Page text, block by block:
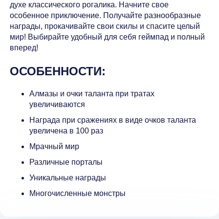
духе классического рогалика. Начните свое
особенное приключение. Получайте разнообразные
награды, прокачивайте свои скилы и спасите целый
мир! Выбирайте удобный для себя геймпад и полный
вперед!
ОСОБЕННОСТИ:
Алмазы и очки таланта при тратах
увеличиваются
Награда при сражениях в виде очков таланта
увеличена в 100 раз
Мрачный мир
Различные порталы
Уникальные награды
Многочисленные монстры